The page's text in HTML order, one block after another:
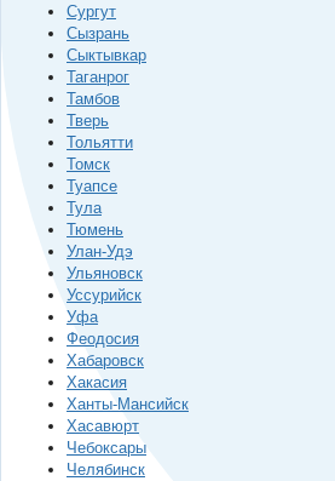
Сургут
Сызрань
Сыктывкар
Таганрог
Тамбов
Тверь
Тольятти
Томск
Туапсе
Тула
Тюмень
Улан-Удэ
Ульяновск
Уссурийск
Уфа
Феодосия
Хабаровск
Хакасия
Ханты-Мансийск
Хасавюрт
Чебоксары
Челябинск